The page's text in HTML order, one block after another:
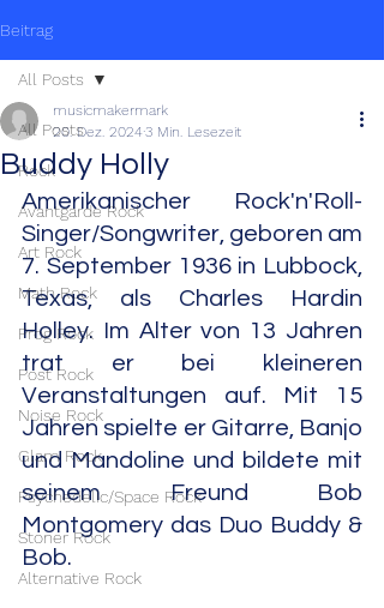
Beitrag
All Posts
Rock
Avantgarde Rock
Art Rock
Math Rock
Prog Rock
Post Rock
Noise Rock
Glam Rock
Psychedelic/Space Rock
Stoner Rock
Alternative Rock
All Posts
Buddy Holly
musicmakermark
20. Dez. 20243 Min. Lesezeit
Amerikanischer Rock'n'Roll-
Singer/Songwriter, geboren am
7. September 1936 in Lubbock,
Texas, als Charles Hardin
Holley. Im Alter von 13 Jahren
trat er bei kleineren
Veranstaltungen auf. Mit 15
Jahren spielte er Gitarre, Banjo
und Mandoline und bildete mit
seinem Freund Bob
Montgomery das Duo Buddy &
Bob.